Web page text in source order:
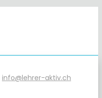
info@lehrer-aktiv.ch